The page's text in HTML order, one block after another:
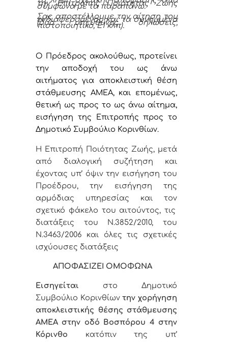
την Επιτροπής Ποιότητας Ζωής
σύμφωνα με τα παραπάνω.
Σας αποστέλλουμε την αίτηση του
ενδιαφερομένου και τα συνημμένα
(δύο υπεύθυνες δηλώσεις,
πιστοποιητικό, Ε1 κλπ).
Ο Πρόεδρος ακολούθως, προτείνει
την αποδοχή του ως άνω
αιτήματος για αποκλειστική θέση
στάθμευσης ΑΜΕΑ, και επομένως,
θετική ως προς το ως άνω αίτημα,
εισήγηση της Επιτροπής προς το
Δημοτικό Συμβούλιο Κορινθίων.
Η Επιτροπή Ποιότητας Ζωής, μετά
από διαλογική συζήτηση και
έχοντας υπ’ όψιν την εισήγηση του
Προέδρου, την εισήγηση της
αρμόδιας υπηρεσίας και τον
σχετικό φάκελο του αιτούντος, τις
διατάξεις του Ν.3852/2010, του
Ν.3463/2006 και όλες τις σχετικές
ισχύουσες διατάξεις
ΑΠΟΦΑΣΙΖΕΙ ΟΜΟΦΩΝΑ
Εισηγείται στο Δημοτικό
Συμβούλιο Κορινθίωντηνχορήγηση
αποκλειστικής θέσης στάθμευσης
ΑΜΕΑ στην οδό Βοσπόρου 4 στην
Κόρινθο κατόπιν της υπ’